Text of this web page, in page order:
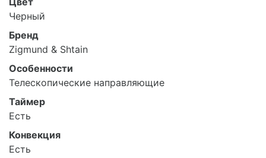
Черный
Бренд
Zigmund & Shtain
Особенности
Телескопические направляющие
Таймер
Есть
Конвекция
Есть